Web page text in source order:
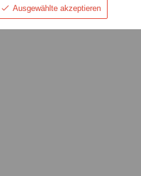
Ausgewählte akzeptieren